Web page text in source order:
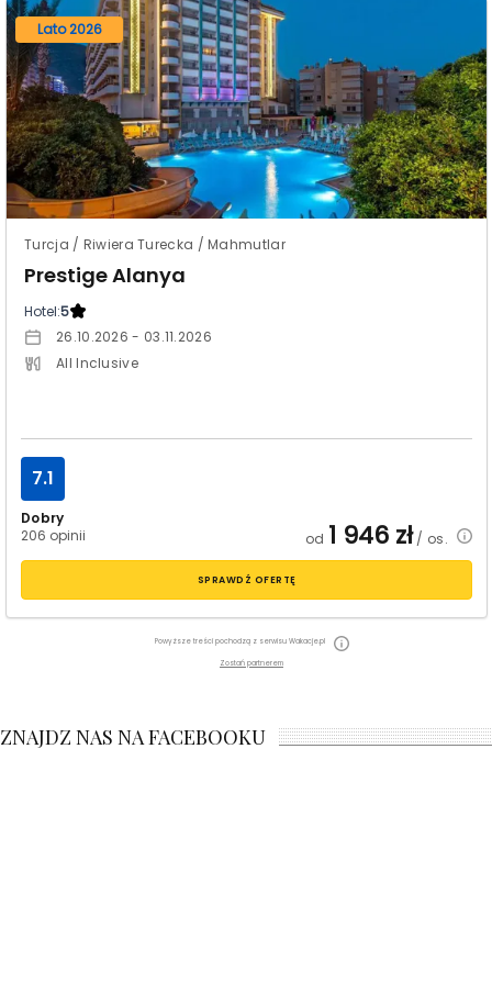
Lato 2026
Turcja / Riwiera Turecka / Mahmutlar
Prestige Alanya
Hotel:5
26.10.2026 - 03.11.2026
All Inclusive
Dobry
206 opinii
7.1
od 1 946 zł/ os.
SPRAWDŹ OFERTĘ
Powyższe treści pochodzą z serwisu Wakacje.pl
Zostań partnerem
ZNAJDZ NAS NA FACEBOOKU